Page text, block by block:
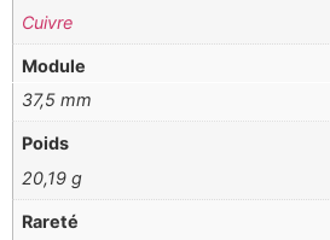
Cuivre
Module
37,5 mm
Poids
20,19 g
Rareté